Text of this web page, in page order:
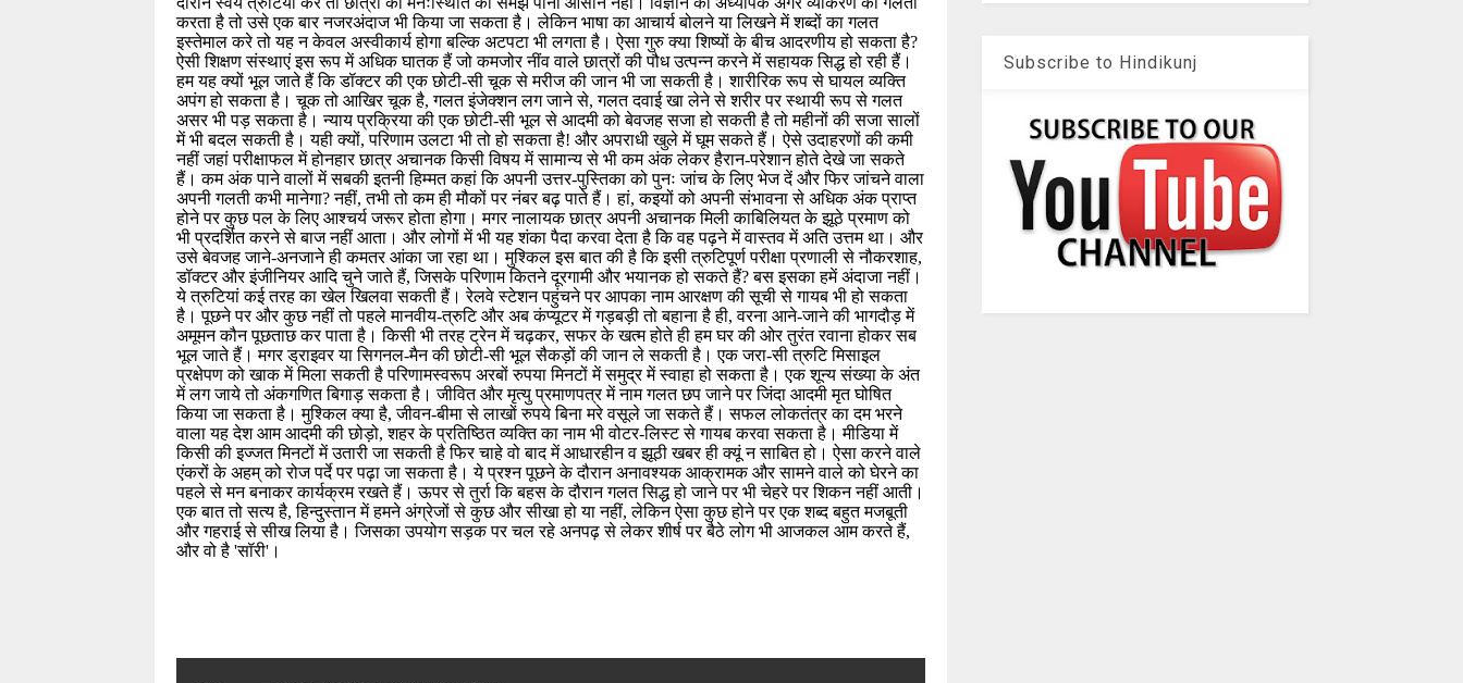
करता है तो उसे एक बार नजरअंदाज भी किया जा सकता है। लेकिन भाषा का आचार्य बोलने या लिखने में शब्दों का गलत
इस्तेमाल करे तो यह न केवल अस्वीकार्य होगा बल्कि अटपटा भी लगता है। ऐसा गुरु क्या शिष्यों के बीच आदरणीय हो सकता है?
ऐसी शिक्षण संस्थाएं इस रूप में अधिक घातक हैं जो कमजोर नींव वाले छात्रों की पौध उत्पन्न करने में सहायक सिद्ध हो रही हैं।
हम यह क्यों भूल जाते हैं कि डॉक्टर की एक छोटी-सी चूक से मरीज की जान भी जा सकती है। शारीरिक रूप से घायल व्यक्ति
अपंग हो सकता है। चूक तो आखिर चूक है, गलत इंजेक्शन लग जाने से, गलत दवाई खा लेने से शरीर पर स्थायी रूप से गलत
असर भी पड़ सकता है। न्याय प्रक्रिया की एक छोटी-सी भूल से आदमी को बेवजह सजा हो सकती है तो महीनों की सजा सालों
में भी बदल सकती है। यही क्यों, परिणाम उलटा भी तो हो सकता है! और अपराधी खुले में घूम सकते हैं। ऐसे उदाहरणों की कमी
नहीं जहां परीक्षाफल में होनहार छात्र अचानक किसी विषय में सामान्य से भी कम अंक लेकर हैरान-परेशान होते देखे जा सकते
हैं। कम अंक पाने वालों में सबकी इतनी हिम्मत कहां कि अपनी उत्तर-पुस्तिका को पुनः जांच के लिए भेज दें और फिर जांचने वाला
अपनी गलती कभी मानेगा? नहीं, तभी तो कम ही मौकों पर नंबर बढ़ पाते हैं। हां, कइयों को अपनी संभावना से अधिक अंक प्राप्त
होने पर कुछ पल के लिए आश्चर्य जरूर होता होगा। मगर नालायक छात्र अपनी अचानक मिली काबिलियत के झूठे प्रमाण को
भी प्रदर्शित करने से बाज नहीं आता। और लोगों में भी यह शंका पैदा करवा देता है कि वह पढ़ने में वास्तव में अति उत्तम था। और
उसे बेवजह जाने-अनजाने ही कमतर आंका जा रहा था। मुश्किल इस बात की है कि इसी त्रुटिपूर्ण परीक्षा प्रणाली से नौकरशाह,
डॉक्टर और इंजीनियर आदि चुने जाते हैं, जिसके परिणाम कितने दूरगामी और भयानक हो सकते हैं? बस इसका हमें अंदाजा नहीं।
ये त्रुटियां कई तरह का खेल खिलवा सकती हैं। रेलवे स्टेशन पहुंचने पर आपका नाम आरक्षण की सूची से गायब भी हो सकता
है। पूछने पर और कुछ नहीं तो पहले मानवीय-त्रुटि और अब कंप्यूटर में गड़बड़ी तो बहाना है ही, वरना आने-जाने की भागदौड़ में
अमूमन कौन पूछताछ कर पाता है। किसी भी तरह ट्रेन में चढ़कर, सफर के खत्म होते ही हम घर की ओर तुरंत रवाना होकर सब
भूल जाते हैं। मगर ड्राइवर या सिगनल-मैन की छोटी-सी भूल सैकड़ों की जान ले सकती है। एक जरा-सी त्रुटि मिसाइल
प्रक्षेपण को खाक में मिला सकती है परिणामस्वरूप अरबों रुपया मिनटों में समुद्र में स्वाहा हो सकता है। एक शून्य संख्या के अंत
में लग जाये तो अंकगणित बिगाड़ सकता है। जीवित और मृत्यु प्रमाणपत्र में नाम गलत छप जाने पर जिंदा आदमी मृत घोषित
किया जा सकता है। मुश्किल क्या है, जीवन-बीमा से लाखों रुपये बिना मरे वसूले जा सकते हैं। सफल लोकतंत्र का दम भरने
वाला यह देश आम आदमी की छोड़ो, शहर के प्रतिष्ठित व्यक्ति का नाम भी वोटर-लिस्ट से गायब करवा सकता है। मीडिया में
किसी की इज्जत मिनटों में उतारी जा सकती है फिर चाहे वो बाद में आधारहीन व झूठी खबर ही क्यूं न साबित हो। ऐसा करने वाले
एंकरों के अहम्‌ को रोज पर्दे पर पढ़ा जा सकता है। ये प्रश्न पूछने के दौरान अनावश्यक आक्रामक और सामने वाले को घेरने का
पहले से मन बनाकर कार्यक्रम रखते हैं। ऊपर से तुर्रा कि बहस के दौरान गलत सिद्ध हो जाने पर भी चेहरे पर शिकन नहीं आती।
एक बात तो सत्य है, हिन्दुस्तान में हमने अंग्रेजों से कुछ और सीखा हो या नहीं, लेकिन ऐसा कुछ होने पर एक शब्द बहुत मजबूती
और गहराई से सीख लिया है। जिसका उपयोग सड़क पर चल रहे अनपढ़ से लेकर शीर्ष पर बैठे लोग भी आजकल आम करते हैं,
और वो है 'सॉरी'।
Subscribe to Hindikunj